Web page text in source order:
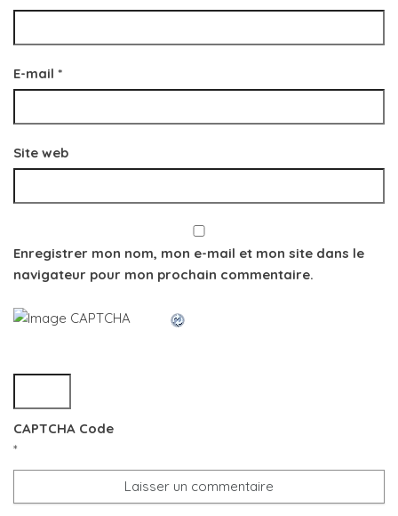
E-mail *
Site web
Enregistrer mon nom, mon e-mail et mon site dans le
navigateur pour mon prochain commentaire.
CAPTCHA Code
*